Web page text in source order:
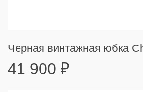
Черная винтажная юбка
41 900 ₽